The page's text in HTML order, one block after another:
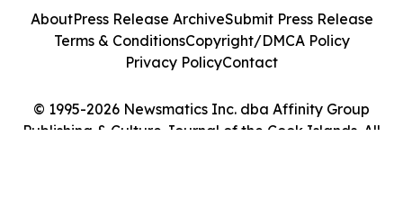
© 1995-2026 Newsmatics Inc. dba Affinity Group
Publishing & Culture Journal of the Cook Islands. All
AboutPress Release ArchiveSubmit Press Release
Terms & ConditionsCopyright/DMCA Policy
Privacy PolicyContact